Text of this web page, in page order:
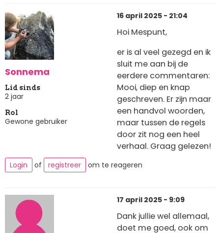
Sonnema
Lid sinds
2 jaar
Rol
Gewone gebruiker
16 april 2025 - 21:04
Hoi Mespunt,
er is al veel gezegd en ik
sluit me aan bij de
eerdere commentaren:
Mooi, diep en knap
geschreven. Er zijn maar
een handvol woorden,
maar tussen de regels
door zit nog een heel
verhaal. Graag gelezen!
Login of registreer om te reageren
17 april 2025 - 9:09
Dank jullie wel allemaal,
doet me goed, ook om